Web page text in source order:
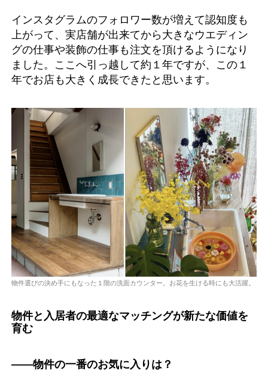
インスタグラムのフォロワー数が増えて認知度も
上がって、実店舗が出来てから大きなウエディン
グの仕事や装飾の仕事も注文を頂けるようになり
ました。ここへ引っ越して約１年ですが、この１
年でお店も大きく成長できたと思います。
物件選びの決め手にもなった１階の洗面カウンター。お花を生ける時にも大活躍。
物件と入居者の最適なマッチングが新たな価値を
育む
――物件の一番のお気に入りは？